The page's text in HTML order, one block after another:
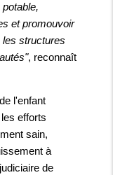
et promouvoir
les structures
, reconnaît
l'enfant
efforts
sain,
à
de